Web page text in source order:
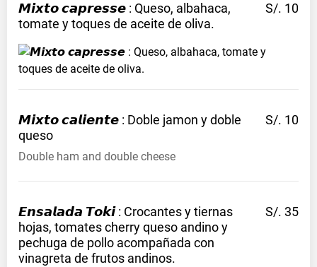
𝙈𝙞𝙭𝙩𝙤 𝙘𝙖𝙥𝙧𝙚𝙨𝙨𝙚 : Queso, albahaca,
tomate y toques de aceite de oliva.
S/. 10
𝙈𝙞𝙭𝙩𝙤 𝙘𝙖𝙡𝙞𝙚𝙣𝙩𝙚 : Doble jamon y doble
queso
S/. 10
Double ham and double cheese
𝙀𝙣𝙨𝙖𝙡𝙖𝙙𝙖 𝙏𝙤𝙠𝙞 : Crocantes y tiernas
hojas, tomates cherry queso andino y
pechuga de pollo acompañada con
vinagreta de frutos andinos.
S/. 35